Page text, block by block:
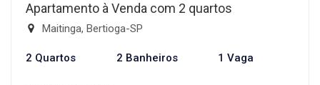
Apartamento à Venda com 2 quartos
Maitinga, Bertioga-SP
2 Quartos 2 Banheiros 1 Vaga